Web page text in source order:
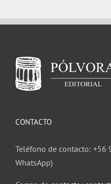
CONTACTO
Teléfono de contacto: +56
WhatsApp)